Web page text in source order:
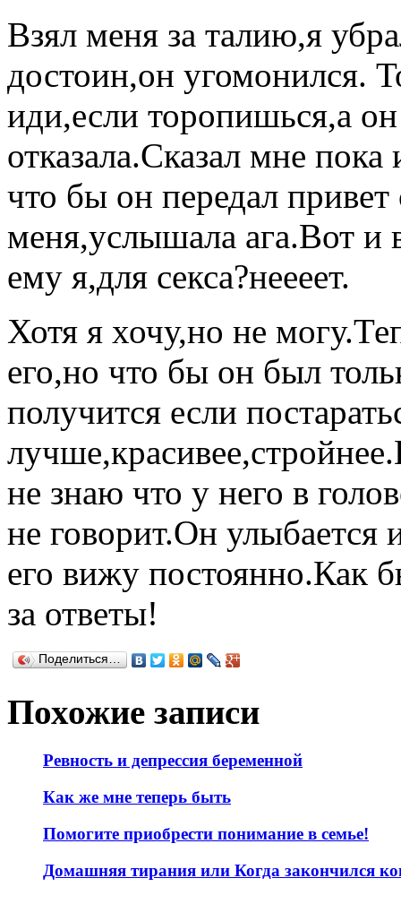
Взял меня за талию,я
достоин,он угомонился.
иди,если торопишься,а
отказала.Сказал мне
что бы он передал
меня,услышала ага.Вот и
ему я,для секса?неееет.
Хотя я хочу,но не
его,но что бы он был
получится если
не знаю что у него в
не говорит.Он улыбается
его вижу постоянно.Как
за ответы!
Поделиться…
Похожие записи
Ревность и депрессия беременной
Как же мне теперь быть
Помогите приобрести понимание в семье!
Домашняя тирания или Когда закончился